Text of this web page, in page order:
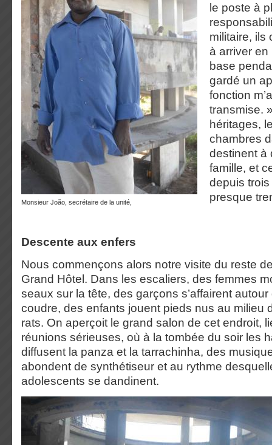
monsieur João, secrétaire de la unité,
le poste à
militaire, ils
à arriver
base
gardé un
fonction
transmise.
héritages,
chambres
destinent à
famille, et
depuis
presque
Descente aux enfers
Nous commençons alors notre visite du reste
Grand Hôtel. Dans les escaliers, des femmes
seaux sur la tête, des garçons s’affairent autour
coudre, des enfants jouent pieds nus au milieu
rats. On aperçoit le grand salon de cet endroit,
réunions sérieuses, où à la tombée du soir les
diffusent la panza et la tarrachinha, des
abondent de synthétiseur et au rythme
adolescents se dandinent.